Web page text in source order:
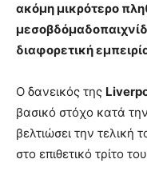
ακόμη μικρότερο
διαφορετική
Ο δανεικός της
βασικό στόχο κατά
βελτιώσει την
στο επιθετικό τρίτο